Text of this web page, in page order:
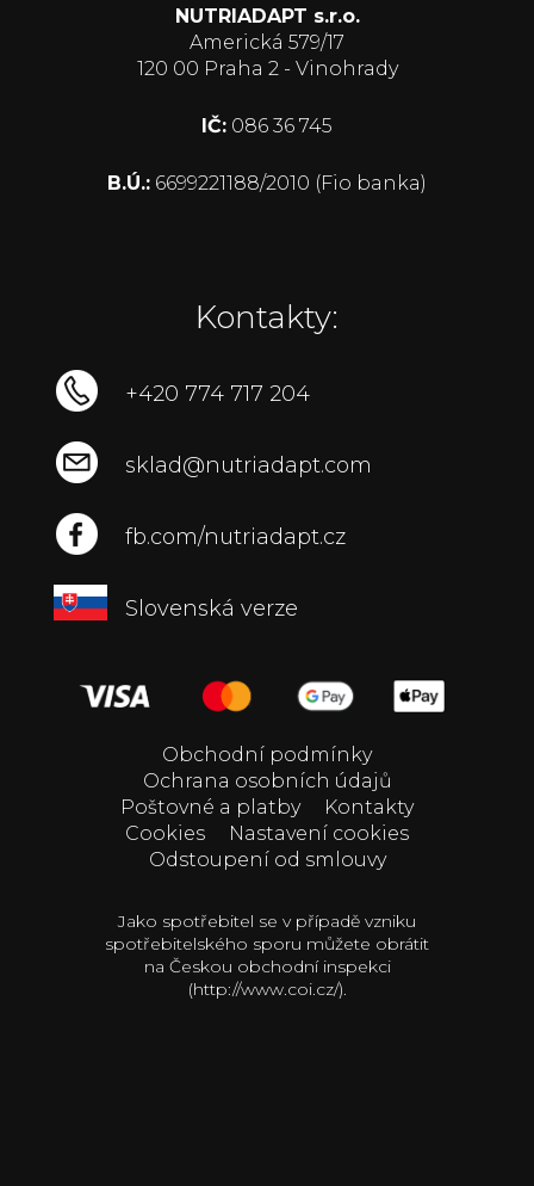
NUTRIADAPT s.r.o.
Americká 579/17
120 00 Praha 2 - Vinohrady
IČ: 086 36 745
B.Ú.: 6699221188/2010 (Fio banka)
Kontakty:
+420 774 717 204
sklad@nutriadapt.com
fb.com/nutriadapt.cz
Slovenská verze
Obchodní podmínky
Ochrana osobních údajů
Poštovné a platby
Kontakty
Cookies
Nastavení cookies
Odstoupení od smlouvy
Jako spotřebitel se v případě vzniku
spotřebitelského sporu můžete obrátit
na Českou obchodní inspekci
(http://www.coi.cz/).